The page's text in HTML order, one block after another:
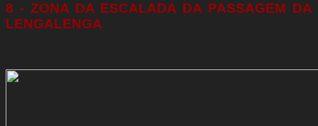
8 - ZONA DA ESCALADA DA PASSAGEM DA
LENGALENGA